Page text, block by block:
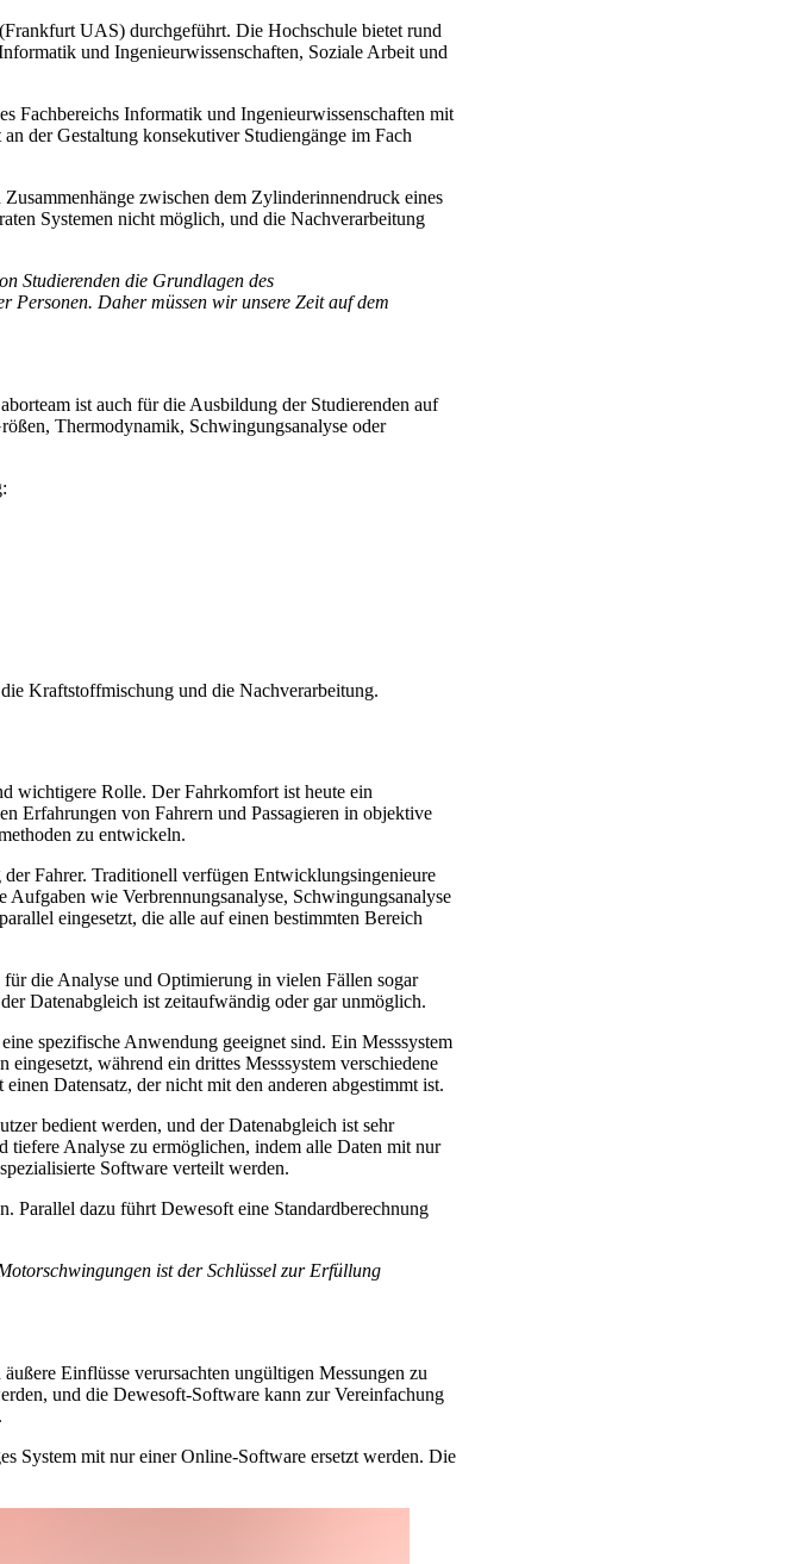
UAS) durchgeführt. Die Hochschule bietet rund
und Ingenieurwissenschaften, Soziale Arbeit und
Informatik und Ingenieurwissenschaften mit
der Gestaltung konsekutiver Studiengänge im Fach
zwischen dem Zylinderinnendruck eines
Systemen nicht möglich, und die Nachverarbeitung
Studierenden die Grundlagen des
Daher müssen wir unsere Zeit auf dem
ist auch für die Ausbildung der Studierenden auf
Thermodynamik, Schwingungsanalyse oder
Kraftstoffmischung und die Nachverarbeitung.
wichtigere Rolle. Der Fahrkomfort ist heute ein
Erfahrungen von Fahrern und Passagieren in objektive
zu entwickeln.
Fahrer. Traditionell verfügen Entwicklungsingenieure
wie Verbrennungsanalyse, Schwingungsanalyse
eingesetzt, die alle auf einen bestimmten Bereich
die Analyse und Optimierung in vielen Fällen sogar
Datenabgleich ist zeitaufwändig oder gar unmöglich.
spezifische Anwendung geeignet sind. Ein Messsystem
während ein drittes Messsystem verschiedene
Datensatz, der nicht mit den anderen abgestimmt ist.
bedient werden, und der Datenabgleich ist sehr
Analyse zu ermöglichen, indem alle Daten mit nur
Software verteilt werden.
Parallel dazu führt Dewesoft eine Standardberechnung
ist der Schlüssel zur Erfüllung
Einflüsse verursachten ungültigen Messungen zu
und die Dewesoft-Software kann zur Vereinfachung
System mit nur einer Online-Software ersetzt werden. Die